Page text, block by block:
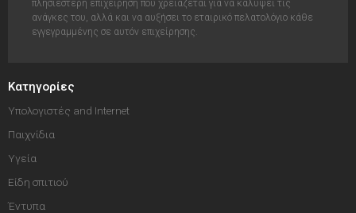
πλησιέστερη επιχείρηση που χρειάζεται για να καλύψει τις
ανάγκες του, αλλά και να αυξήσει το εταιρικό πελατολόγιο κάθε
εγγεγραμμένης σε αυτόν επιχείρησης.
Κατηγορίες
Υπολογιστές and Internet
Παιχνίδια
Υγεία
Είδη σπιτιού
Έντυπα